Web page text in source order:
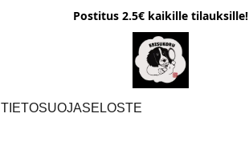
Postitus 2.5€ kaikille tilauksille!
TIETOSUOJASELOSTE